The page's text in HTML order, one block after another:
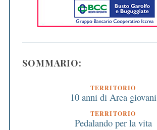
SOMMARIO:
TERRITORIO
10 anni di Area giovani
TERRITORIO
Pedalando per la vita